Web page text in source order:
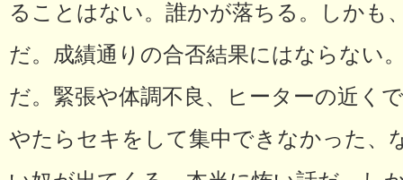
ることはない。誰かが落ちる。しかも
だ。成績通りの合否結果にはならない
だ。緊張や体調不良、ヒーターの近く
やたらセキをして集中できなかった、